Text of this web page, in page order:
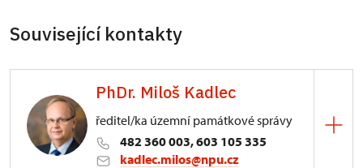
Související kontakty
PhDr. Miloš Kadlec
ředitel/ka územní památkové správy
482 360 003, 603 105 335
kadlec.milos@npu.cz